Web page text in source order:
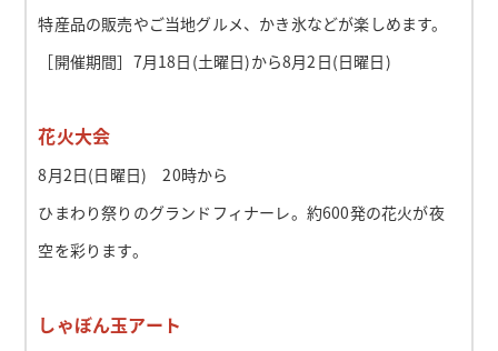
特産品の販売やご当地グルメ、かき氷などが楽しめます。
［開催期間］7月18日(土曜日)から8月2日(日曜日)
花火大会
8月2日(日曜日) 20時から
ひまわり祭りのグランドフィナーレ。約600発の花火が夜
空を彩ります。
しゃぼん玉アート